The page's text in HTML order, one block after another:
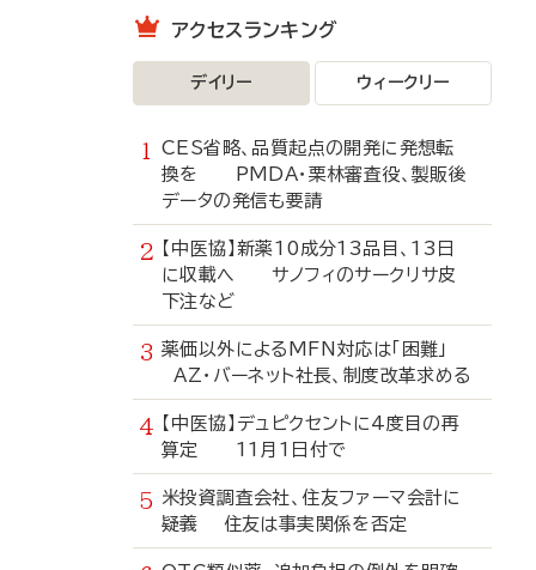
アクセスランキング
デイリー ウィークリー
CES省略、品質起点の開発に発想転
換を PMDA・栗林審査役、製販後
データの発信も要請
【中医協】新薬10成分13品目、13日
に収載へ サノフィのサークリサ皮
下注など
薬価以外によるMFN対応は「困難」
AZ・バーネット社長、制度改革求める
【中医協】デュピクセントに4度目の再
算定 11月1日付で
米投資調査会社、住友ファーマ会計に
疑義 住友は事実関係を否定